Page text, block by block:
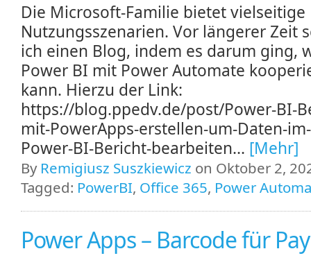
Die Microsoft-Familie bietet vielseitige
Nutzungsszenarien. Vor längerer Zeit
ich einen Blog, indem es darum ging,
Power BI mit Power Automate
kann. Hierzu der Link:
https://blog.ppedv.de/post/Power-BI-
mit-PowerApps-erstellen-um-Daten-im-
Power-BI-Bericht-bearbeiten... [Mehr]
By Remigiusz Suszkiewicz on Oktober 2,
Tagged: PowerBI, Office 365, Power
Power Apps – Barcode für